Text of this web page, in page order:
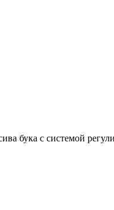
бука с системой